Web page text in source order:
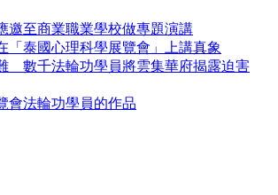
邀至商業職業學校做專題演講
「泰國心理科學展覽會」上講真象
數千法輪功學員將雲集華府揭露迫害
會法輪功學員的作品